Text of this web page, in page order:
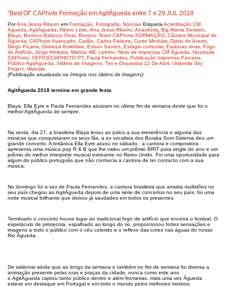
“Best Of” CAPhoto Formação em AgitÁgueda entre 7 e 29 JUL.2018
PorAna Jesus Ribeiro em Formação Fotografia Notícias Etiqueta Acreditação CM
Águeda AgitÁgueda Albino Leite Ana Jesus Ribeiro Anavitória Big Mama Session
Blaya
Boneco Balanço Final Boneco Team CAPhoto FORMAÇÃO Câmara Municipal de
Águeda
CAPhoto Avançado Carlão Carlos Palavra Curso Modular, Diário de Aveiro
Diogo Piçarra
Dubioza Kolektive Edson Santos Estágio curricular, Estátuas vivas Fogo
de Artifício Jorge Almeida Mariza MC Livinho Nota de Imprensa CM Águeda
Novidade
CAPhoto OFFICECAPHOTO.PT, Paula Fernandes Publicação Imprensa Parceira
Público AgitÁgueda
Sliders de Imagens Tim e Orquestra 12 De Abril Umbrella Sky
Project Website
(Publicação atualizada na íntegra nos sliders de imagens)
AgitÁgueda 2018 termina em grande festa
Blaya, Ella Eyre e Paula Fernandes atuaram no último fim de semana deste que foi o
melhor AgitÁgueda de sempre.
Na sexta, dia 27, a brasileira Blaya levou ao palco a sua irreverência e alguma das
músicas que conquistaram os seus fãs, a ex vocalista dos Buraka Som Sistema deu um
grande concerto. A britânica Ella Eyre atuou no sábado, a cantora e compositora
apresenta uma música pop R & B que lhe valeu um prêmio BRIT para single do ano e um
prêmio de melhor interprete musical estreante no Reino Unido. Foi uma oportunidade para
algum do público português que não conhecia a cantora de ter contacto com a sua
música.
No domingo foi a vez de Paula Fernandes, a cantora brasileira que arrasta multidões no
seu país chegou ao AgitÁgueda depois de uma série de concertos no seu país, foi uma
noite musical brilhante que deixou já saudades em todos os presentes.
Terminado o concerto houve lugar ao tradicional fogo de artifício que encerra o festival. O
espetáculo de pirotecnia, espalhado ao longo do rio, proporcionou fortes sensações e
imagens a todo o público com o céu colorido e o reflexo das cores nas águas do nosso
Rio Águeda.
De salientar ainda que ao longo da semana e também no fim de semana foi diversa a
animação presente pelas ruas e praças da cidade, nunca como este ano
o AgitÁgueda captou tanto público dentro e além fronteiras, mais uma vez Águeda
esteve em destaque em Portugal e em todo o mundo pelos melhores motivos.